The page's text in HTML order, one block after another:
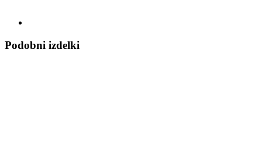
Podobni izdelki